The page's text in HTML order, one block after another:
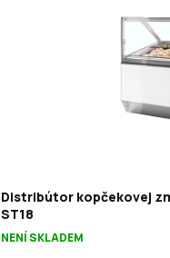
Distribútor kopčekovej
ST18
NENÍ SKLADEM